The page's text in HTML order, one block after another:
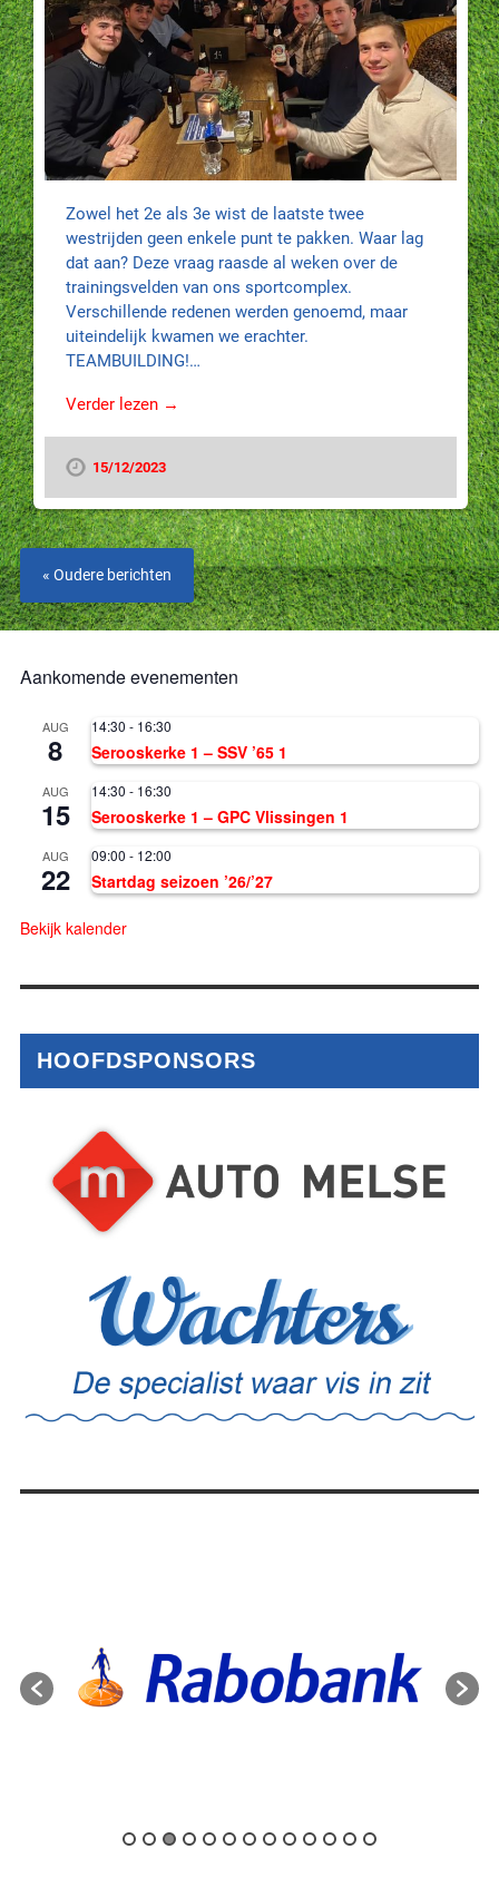
Zowel het 2e als 3e wist de laatste twee
westrijden geen enkele punt te pakken. Waar lag
dat aan? Deze vraag raasde al weken over de
trainingsvelden van ons sportcomplex.
Verschillende redenen werden genoemd, maar
uiteindelijk kwamen we erachter.
TEAMBUILDING!…
Verder lezen →
15/12/2023
« Oudere berichten
Aankomende evenementen
AUG
8
14:30 - 16:30
Serooskerke 1 – SSV ’65 1
AUG
15
14:30 - 16:30
Serooskerke 1 – GPC Vlissingen 1
AUG
22
09:00 - 12:00
Startdag seizoen ’26/’27
Bekijk kalender
HOOFDSPONSORS